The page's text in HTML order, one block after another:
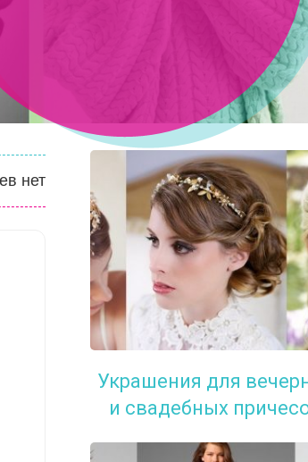
нет
Украшения для
и свадебных